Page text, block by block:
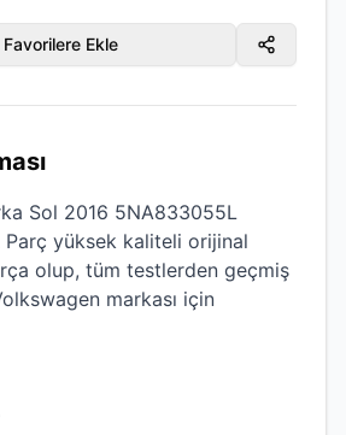
Favorilere Ekle
Sol 2016 5NA833055L
Parç yüksek kaliteli orijinal
olup, tüm testlerden geçmiş
markası için